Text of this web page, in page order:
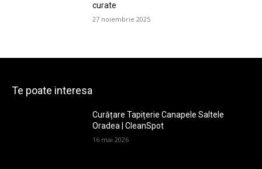
curate
27 noiembrie 2025
Te poate interesa
Curățare Tapițerie Canapele Saltele
Oradea | CleanSpot
16 mai 2026